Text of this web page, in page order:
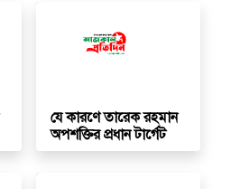
যে কারণে তারেক রহমান
অপশক্তির প্রধান টার্গেট